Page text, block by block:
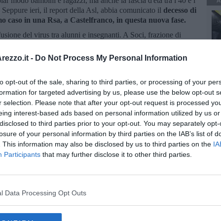
- Do Not Process My Personal Information
opt-out of the sale, sharing to third parties, or processing of your
for targeted advertising by us, please use the below opt-out
selection. Please note that after your opt-out request is processed
interest-based ads based on personal information utilized by us
to third parties prior to your opt-out. You may separately
of your personal information by third parties on the IAB’s list of
This information may also be disclosed by us to third parties on the
Participants that may further disclose it to other third parties.
Data Processing Opt Outs
ieri, il report della Asl, abbia comunicato il decesso di
caso in una Rsa, a Castelfranco, in questa nuova fase.
del virus tra alunni e insegnanti. A Soci, frazione di
le lezioni in presenza.
al momento, solo la Valtiberina, che comunque non ne è
aumentati. Ne vengono fatti circa2700 - 2800nei
corso della prima ondata ne erano effettuati, più o meno,
iscriviti alla
nella tua casella di posta.